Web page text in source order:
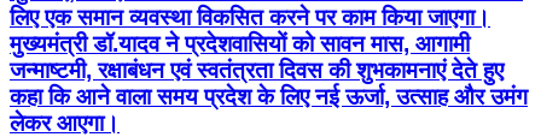
लिए एक समान व्यवस्था विकसित करने पर काम किया जाएगा।
मुख्यमंत्री डॉ.यादव ने प्रदेशवासियों को सावन मास, आगामी
जन्माष्टमी, रक्षाबंधन एवं स्वतंत्रता दिवस की शुभकामनाएं देते हुए
कहा कि आने वाला समय प्रदेश के लिए नई ऊर्जा, उत्साह और उमंग
लेकर आएगा।